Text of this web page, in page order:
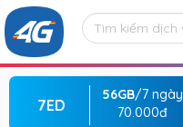
7ED
56GB/7 ngày
70.000đ